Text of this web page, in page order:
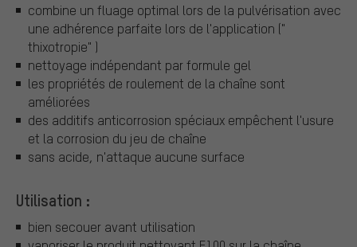
combine un fluage optimal lors de la pulvérisation avec
une adhérence parfaite lors de l'application ("
thixotropie" )
nettoyage indépendant par formule gel
les propriétés de roulement de la chaîne sont
améliorées
des additifs anticorrosion spéciaux empêchent l'usure
et la corrosion du jeu de chaîne
sans acide, n'attaque aucune surface
Utilisation :
bien secouer avant utilisation